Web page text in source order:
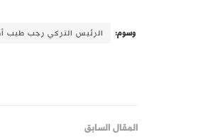
وسوم: الرئيس التركي رجب طيب
المقال السابق